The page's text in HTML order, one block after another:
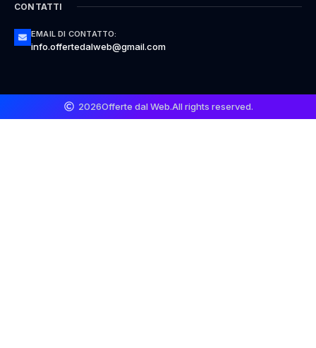
CONTATTI
EMAIL DI CONTATTO:
info.offertedalweb@gmail.com
2026Offerte dal Web.All rights reserved.